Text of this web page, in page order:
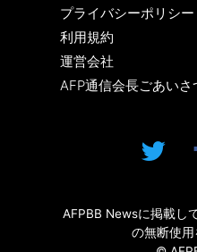
プライバシーポリシー
利用規約
運営会社
AFP通信会長ごあいさ
AFPBB Newsに掲載し
の無断使用